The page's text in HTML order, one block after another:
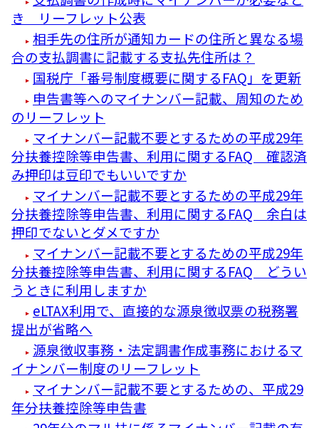
き リーフレット公表
相手先の住所が通知カードの住所と異なる場
合の支払調書に記載する支払先住所は？
国税庁「番号制度概要に関するFAQ」を更新
申告書等へのマイナンバー記載、周知のため
のリーフレット
マイナンバー記載不要とするための平成29年
分扶養控除等申告書、利用に関するFAQ 確認済
み押印は豆印でもいいですか
マイナンバー記載不要とするための平成29年
分扶養控除等申告書、利用に関するFAQ 余白は
押印でないとダメですか
マイナンバー記載不要とするための平成29年
分扶養控除等申告書、利用に関するFAQ どうい
うときに利用しますか
eLTAX利用で、直接的な源泉徴収票の税務署
提出が省略へ
源泉徴収事務・法定調書作成事務におけるマ
イナンバー制度のリーフレット
マイナンバー記載不要とするための、平成29
年分扶養控除等申告書